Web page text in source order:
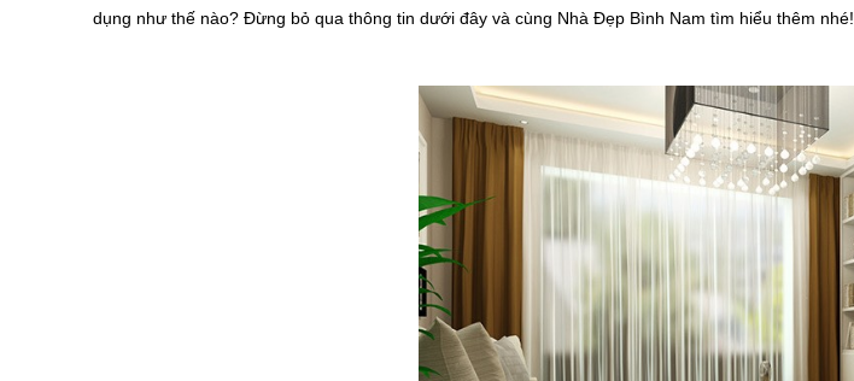
dụng như thế nào? Đừng bỏ qua thông tin dưới đây và cùng Nhà Đẹp Bình Nam tìm hiểu thêm nhé!